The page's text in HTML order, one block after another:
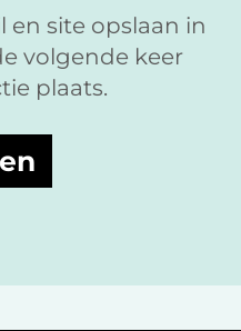
en site opslaan in
volgende keer
plaats.